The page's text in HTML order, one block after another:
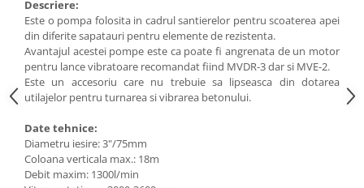
Utilaje agricole
Motocultoare
Motosape
Motocositoare
Accesorii utilaje agricole
Pachete motocultoare
Minitractoare
Vehicule utilitare
Descriere:
Este o pompa folosita in cadrul santierelor pentru scoaterea apei
din diferite sapatauri pentru elemente de rezistenta.
Avantajul acestei pompe este ca poate fi angrenata de un motor
pentru lance vibratoare recomandat fiind MVDR-3 dar si MVE-2.
Este un accesoriu care nu trebuie sa lipseasca din dotarea
utilajelor pentru turnarea si vibrarea betonului.
Date tehnice:
Diametru iesire: 3"/75mm
Coloana verticala max.: 18m
Debit maxim: 1300l/min